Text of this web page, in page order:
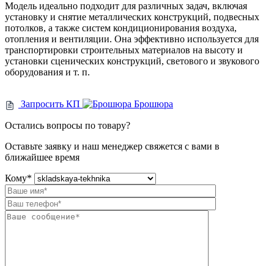
Модель идеально подходит для различных задач, включая
установку и снятие металлических конструкций, подвесных
потолков, а также систем кондиционирования воздуха,
отопления и вентиляции. Она эффективно используется для
транспортировки строительных материалов на высоту и
установки сценических конструкций, светового и звукового
оборудования и т. п.
Запросить КП Брошюра
Остались вопросы по товару?
Оставьте заявку и наш менеджер свяжется с вами в
ближайшее время
Кому*